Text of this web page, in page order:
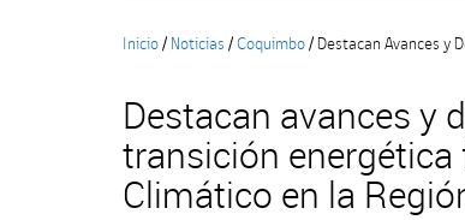
Inicio/ Noticias /Coquimbo/Destacan Avances y
Destacan avances y
transición
Climático en la